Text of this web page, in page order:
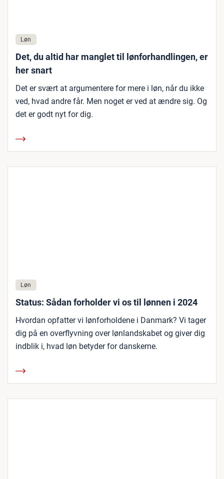
Løn
Det, du altid har manglet til lønforhandlingen, er
her snart
Det er svært at argumentere for mere i løn, når du ikke
ved, hvad andre får. Men noget er ved at ændre sig. Og
det er godt nyt for dig.
Løn
Status: Sådan forholder vi os til lønnen i 2024
Hvordan opfatter vi lønforholdene i Danmark? Vi tager
dig på en overflyvning over lønlandskabet og giver dig
indblik i, hvad løn betyder for danskerne.